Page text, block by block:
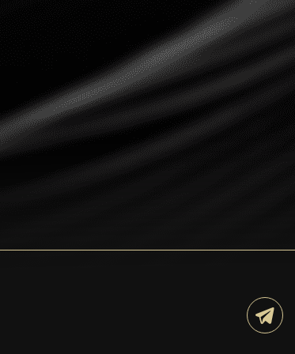
Solana
Polygon (POL)
Ethereum classic (ETC)
Cardano (ADA)